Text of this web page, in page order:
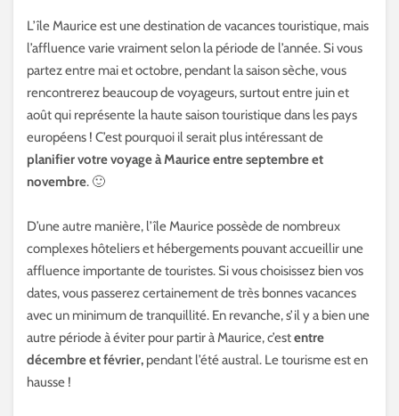
L’île Maurice est une destination de vacances touristique, mais
l’affluence varie vraiment selon la période de l’année. Si vous
partez entre mai et octobre, pendant la saison sèche, vous
rencontrerez beaucoup de voyageurs, surtout entre juin et
août qui représente la haute saison touristique dans les pays
européens ! C’est pourquoi il serait plus intéressant de
planifier votre voyage à Maurice entre septembre et
novembre. 🙂
D’une autre manière, l’île Maurice possède de nombreux
complexes hôteliers et hébergements pouvant accueillir une
affluence importante de touristes. Si vous choisissez bien vos
dates, vous passerez certainement de très bonnes vacances
avec un minimum de tranquillité. En revanche, s’il y a bien une
autre période à éviter pour partir à Maurice, c’estentre
décembre et février, pendant l’été austral. Le tourisme est en
hausse !